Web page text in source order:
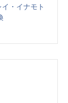
・イナモト